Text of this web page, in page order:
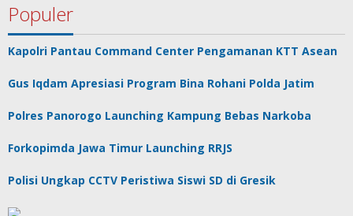
Populer
Kapolri Pantau Command Center Pengamanan KTT Asean
Gus Iqdam Apresiasi Program Bina Rohani Polda Jatim
Polres Panorogo Launching Kampung Bebas Narkoba
Forkopimda Jawa Timur Launching RRJS
Polisi Ungkap CCTV Peristiwa Siswi SD di Gresik